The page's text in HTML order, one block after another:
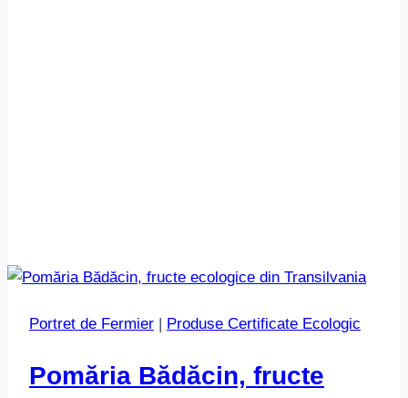
Portret de Fermier | Produse Certificate Ecologic
Pomăria Bădăcin, fructe